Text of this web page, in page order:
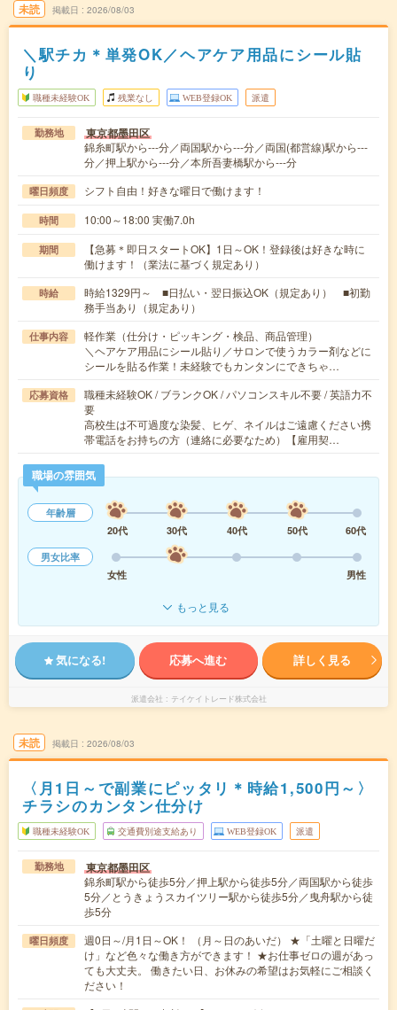
未読 掲載日 2026/08/03
＼駅チカ＊単発OK／ヘアケア用品にシール貼
り
職種未経験OK 残業なし WEB登録OK 派遣
勤務地 東京都墨田区
錦糸町駅から---分／両国駅から---分／両国(都営線)駅から---
分／押上駅から---分／本所吾妻橋駅から---分
曜日頻度 シフト自由！好きな曜日で働けます！
時間 10:00～18:00 実働7.0h
期間
【急募＊即日スタートOK】1日～OK！登録後は好きな時に
働けます！（業法に基づく規定あり）
時給
時給1329円～ ■日払い・翌日振込OK（規定あり） ■初勤
務手当あり（規定あり）
仕事内容
軽作業（仕分け・ピッキング・検品、商品管理）
＼ヘアケア用品にシール貼り／サロンで使うカラー剤などに
シールを貼る作業！未経験でもカンタンにできちゃ…
応募資格
職種未経験OK / ブランクOK / パソコンスキル不要 / 英語力不
要
高校生は不可過度な染髪、ヒゲ、ネイルはご遠慮ください携
帯電話をお持ちの方（連絡に必要なため）【雇用契…
職場の雰囲気
年齢層
20代
30代 40代 50代
60代
男女比率
女性
男性
もっと見る
気になる! 応募へ進む 詳しく見る
派遣会社 テイケイトレード株式会社
未読 掲載日 2026/08/03
〈月1日～で副業にピッタリ＊時給1,500円～〉
チラシのカンタン仕分け
職種未経験OK 交通費別途支給あり WEB登録OK 派遣
勤務地 東京都墨田区
錦糸町駅から徒歩5分／押上駅から徒歩5分／両国駅から徒歩
5分／とうきょうスカイツリー駅から徒歩5分／曳舟駅から徒
歩5分
曜日頻度
週0日～/月1日～OK！ （月～日のあいだ） ★「土曜と日曜だ
け」など色々な働き方ができます！ ★お仕事ゼロの週があっ
ても大丈夫。 働きたい日、お休みの希望はお気軽にご相談く
ださい！